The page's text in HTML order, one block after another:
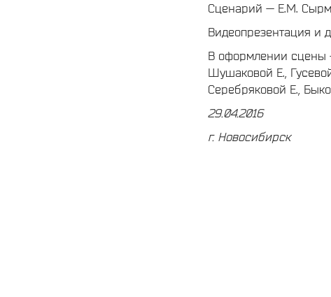
Сценарий — Е.М.
Видеопрезентация и
В оформлении сцены
Шушаковой Е.,
Серебряковой Е.,
29.04.2016
г. Новосибирск